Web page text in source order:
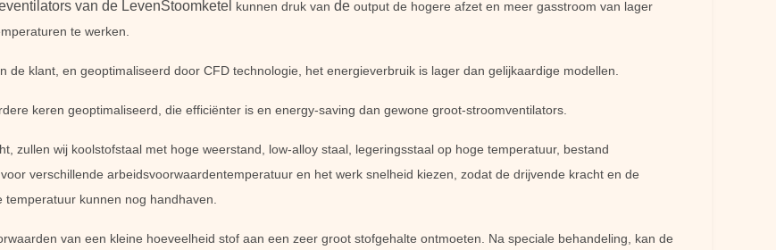
van de LevenStoomketel kunnen druk van de output de hogere afzet en meer gasstroom van lager
te werken.
klant, en geoptimaliseerd door CFD technologie, het energieverbruik is lager dan gelijkaardige modellen.
keren geoptimaliseerd, die efficiënter is en energy-saving dan gewone groot-stroomventilators.
zullen wij koolstofstaal met hoge weerstand, low-alloy staal, legeringsstaal op hoge temperatuur, bestand
verschillende arbeidsvoorwaardentemperatuur en het werk snelheid kiezen, zodat de drijvende kracht en de
kunnen nog handhaven.
van een kleine hoeveelheid stof aan een zeer groot stofgehalte ontmoeten. Na speciale behandeling, kan de